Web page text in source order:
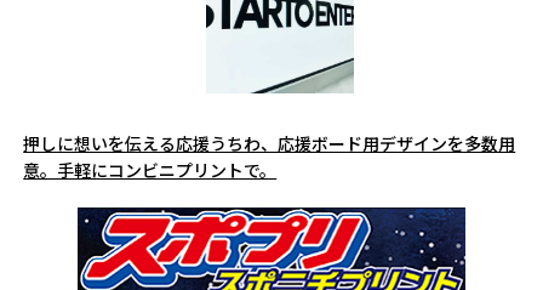
押しに想いを伝える応援うちわ、応援ボード用デザインを多数用
意。手軽にコンビニプリントで。